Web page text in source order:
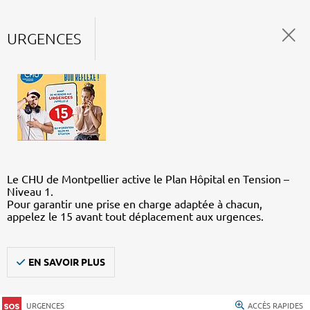
URGENCES
Le CHU de Montpellier active le Plan Hôpital en Tension –
Niveau 1.
Pour garantir une prise en charge adaptée à chacun,
appelez le 15 avant tout déplacement aux urgences.
EN SAVOIR PLUS
URGENCES ACCÈS RAPIDES